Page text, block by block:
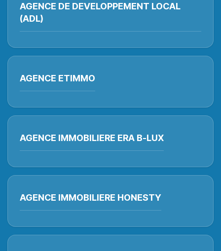
AGENCE DE DEVELOPPEMENT LOCAL
(ADL)
AGENCE ETIMMO
AGENCE IMMOBILIERE ERA B-LUX
AGENCE IMMOBILIERE HONESTY